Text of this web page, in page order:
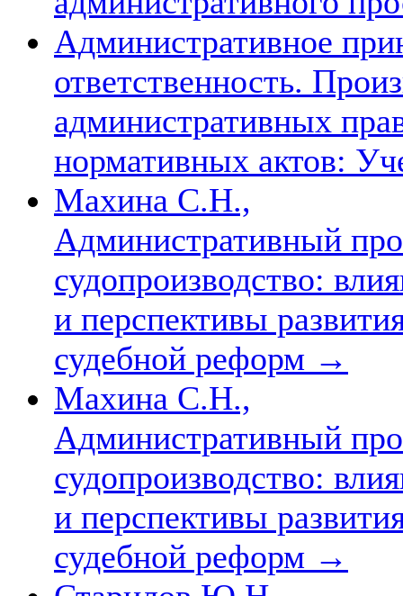
Административное
ответственность.
административных
нормативных актов:
Махина С.Н.,
Административный
судопроизводство:
и перспективы
судебной реформ →
Махина С.Н.,
Административный
судопроизводство:
и перспективы
судебной реформ →